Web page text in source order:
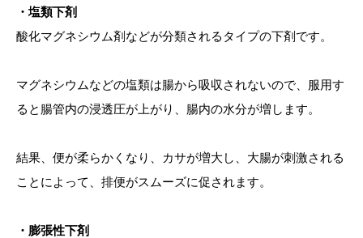
・塩類下剤
酸化マグネシウム剤などが分類されるタイプの下剤です。
マグネシウムなどの塩類は腸から吸収されないので、服用す
ると腸管内の浸透圧が上がり、腸内の水分が増します。
結果、便が柔らかくなり、カサが増大し、大腸が刺激される
ことによって、排便がスムーズに促されます。
・膨張性下剤